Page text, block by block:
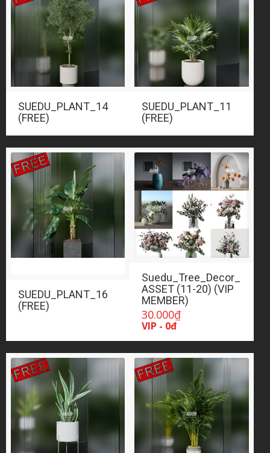
SUEDU_PLANT_14
(FREE)
SUEDU_PLANT_11
(FREE)
SUEDU_PLANT_16
(FREE)
Suedu_Tree_Decor_
ASSET (11-20) (VIP
MEMBER)
30.000₫
VIP - 0đ